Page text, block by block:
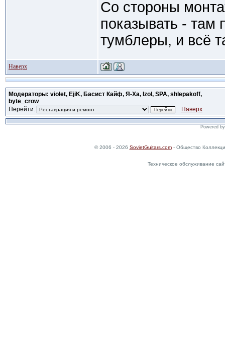
Со стороны
показывать - там
тумблеры, и всё
Наверх
Модераторы: violet, EjiK, Басист Кайф, Я-Ха, Izol, SPA, shlepakoff,
byte_crow
Перейти:
Наверх
Powered
© 2006 - 2026 SovietGuitars.com- Общество
Техническое обслуживание